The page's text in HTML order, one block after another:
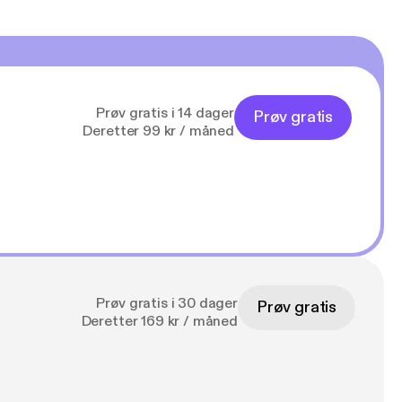
Prøv gratis i 14 dager
Deretter 99 kr / måned
Prøv gratis
Prøv gratis i 30 dager
Deretter 169 kr / måned
Prøv gratis